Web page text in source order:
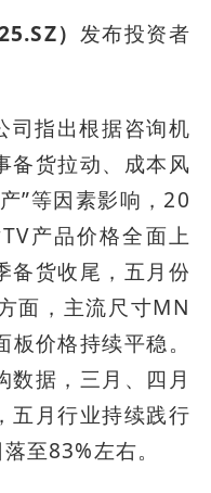
） 发布投资者
司指出根据咨询机
备货拉动、成本风
”等因素影响，20
产品价格全面上
备货收尾，五月份
面，主流尺寸MN
价格持续平稳。
数据，三月、四月
五月行业持续践行
至83%左右。